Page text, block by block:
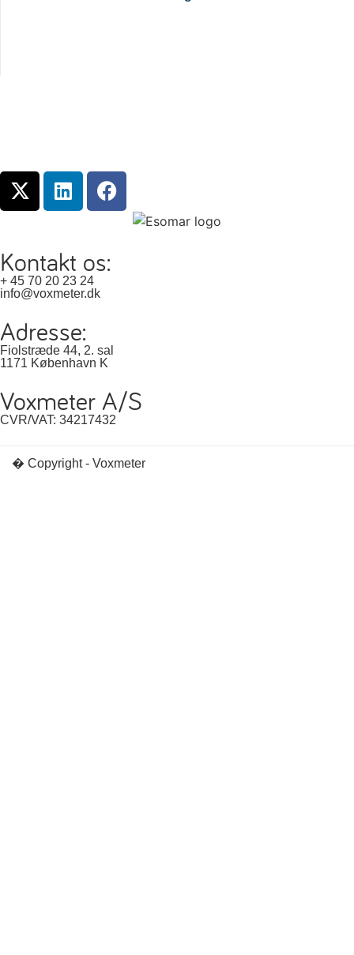
Kontakt os:
+ 45 70 20 23 24
info@voxmeter.dk
Adresse:
Fiolstræde 44, 2. sal
1171 København K
Voxmeter A/S
CVR/VAT: 34217432
� Copyright - Voxmeter